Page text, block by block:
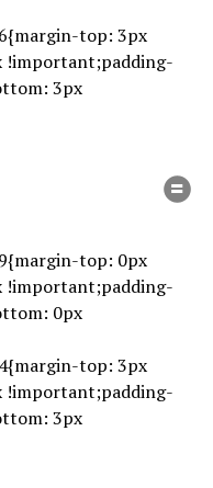
top: 3px
3px
top: 0px
0px
top: 3px
3px